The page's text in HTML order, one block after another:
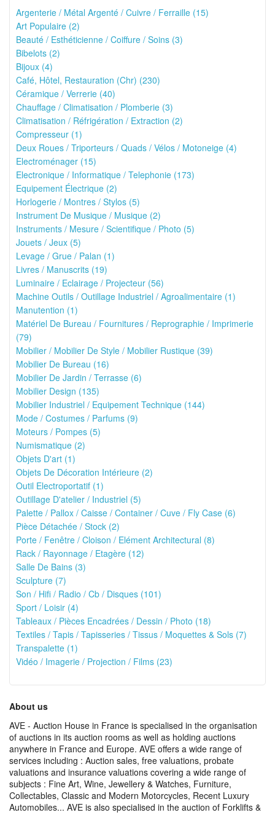
Argenterie / Métal Argenté / Cuivre / Ferraille (15)
Art Populaire (2)
Beauté / Esthéticienne / Coiffure / Soins (3)
Bibelots (2)
Bijoux (4)
Café, Hôtel, Restauration (Chr) (230)
Céramique / Verrerie (40)
Chauffage / Climatisation / Plomberie (3)
Climatisation / Réfrigération / Extraction (2)
Compresseur (1)
Deux Roues / Triporteurs / Quads / Vélos / Motoneige (4)
Electroménager (15)
Electronique / Informatique / Telephonie (173)
Equipement Électrique (2)
Horlogerie / Montres / Stylos (5)
Instrument De Musique / Musique (2)
Instruments / Mesure / Scientifique / Photo (5)
Jouets / Jeux (5)
Levage / Grue / Palan (1)
Livres / Manuscrits (19)
Luminaire / Eclairage / Projecteur (56)
Machine Outils / Outillage Industriel / Agroalimentaire (1)
Manutention (1)
Matériel De Bureau / Fournitures / Reprographie / Imprimerie
(79)
Mobilier / Mobilier De Style / Mobilier Rustique (39)
Mobilier De Bureau (16)
Mobilier De Jardin / Terrasse (6)
Mobilier Design (135)
Mobilier Industriel / Equipement Technique (144)
Mode / Costumes / Parfums (9)
Moteurs / Pompes (5)
Numismatique (2)
Objets D'art (1)
Objets De Décoration Intérieure (2)
Outil Electroportatif (1)
Outillage D'atelier / Industriel (5)
Palette / Pallox / Caisse / Container / Cuve / Fly Case (6)
Pièce Détachée / Stock (2)
Porte / Fenêtre / Cloison / Elément Architectural (8)
Rack / Rayonnage / Etagère (12)
Salle De Bains (3)
Sculpture (7)
Son / Hifi / Radio / Cb / Disques (101)
Sport / Loisir (4)
Tableaux / Pièces Encadrées / Dessin / Photo (18)
Textiles / Tapis / Tapisseries / Tissus / Moquettes & Sols (7)
Transpalette (1)
Vidéo / Imagerie / Projection / Films (23)
About us
AVE - Auction House in France is specialised in the organisation
of auctions in its auction rooms as well as holding auctions
anywhere in France and Europe. AVE offers a wide range of
services including : Auction sales, free valuations, probate
valuations and insurance valuations covering a wide range of
subjects : Fine Art, Wine, Jewellery & Watches, Furniture,
Collectables, Classic and Modern Motorcycles, Recent Luxury
Automobiles... AVE is also specialised in the auction of Forklifts &